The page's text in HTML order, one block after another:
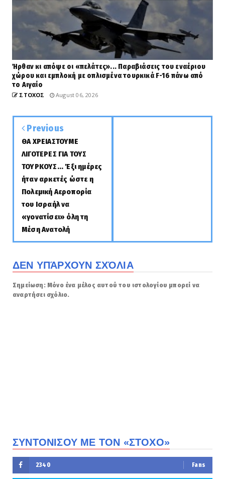
Ήρθαν κι απόψε οι «πελάτες»... Παραβιάσεις του εναέριου
χώρου και εμπλοκή με οπλισμένα τουρκικά F-16 πάνω από
το Αιγαίο
ΣΤΟΧΟΣ August 06, 2026
Previous
ΘΑ ΧΡΕΙΑΣΤΟΥΜΕ
ΛΙΓΟΤΕΡΕΣ ΓΙΑ ΤΟΥΣ
ΤΟΥΡΚΟΥΣ... Έξι ημέρες
ήταν αρκετές ώστε η
Πολεμική Αεροπορία
του Ισραήλ να
«γονατίσει» όλη τη
Μέση Ανατολή
ΔΕΝ ΥΠΆΡΧΟΥΝ ΣΧΌΛΙΑ
Σημείωση: Μόνο ένα μέλος αυτού του ιστολογίου μπορεί να
αναρτήσει σχόλιο.
ΣΥΝΤΟΝΙΣΟΥ ΜΕ ΤΟΝ «ΣΤΟΧΟ»
2340 Fans